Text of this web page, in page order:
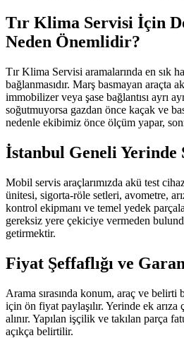
Tır Klima Servisi İçin
Neden Önemlidir?
Tır Klima Servisi aramalarında en sık
bağlanmasıdır. Marş basmayan araçta
immobilizer veya şase bağlantısı ayrı
soğutmuyorsa gazdan önce kaçak ve
nedenle ekibimiz önce ölçüm yapar,
İstanbul Geneli Yerinde
Mobil servis araçlarımızda akü test
ünitesi, sigorta-röle setleri, avometre,
kontrol ekipmanı ve temel yedek
gereksiz yere çekiciye vermeden
getirmektir.
Fiyat Şeffaflığı ve
Arama sırasında konum, araç ve belirti
için ön fiyat paylaşılır. Yerinde ek arıza
alınır. Yapılan işçilik ve takılan parça
açıkça belirtilir.